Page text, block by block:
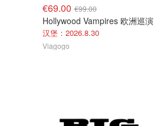
€69.00 €99.00
Hollywood Vampires 欧洲巡演
汉堡：2026.8.30
Viagogo